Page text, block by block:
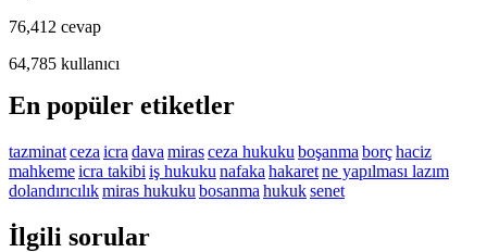
76,412 cevap
64,785 kullanıcı
En popüler etiketler
tazminatceza icra dava mirasceza hukuku boşanma borçhaciz
mahkemeicra takibi iş hukuku nafaka hakaretne yapılması lazım
dolandırıcılıkmiras hukuku bosanma hukuksenet
İlgili sorular